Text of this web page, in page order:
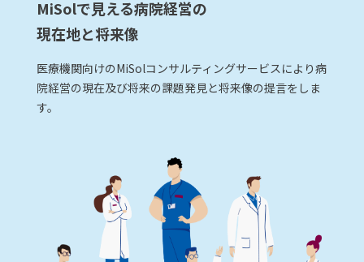
MiSolで見える病院経営の
現在地と将来像
医療機関向けのMiSolコンサルティングサービスにより病
院経営の現在及び将来の課題発見と将来像の提言をしま
す。